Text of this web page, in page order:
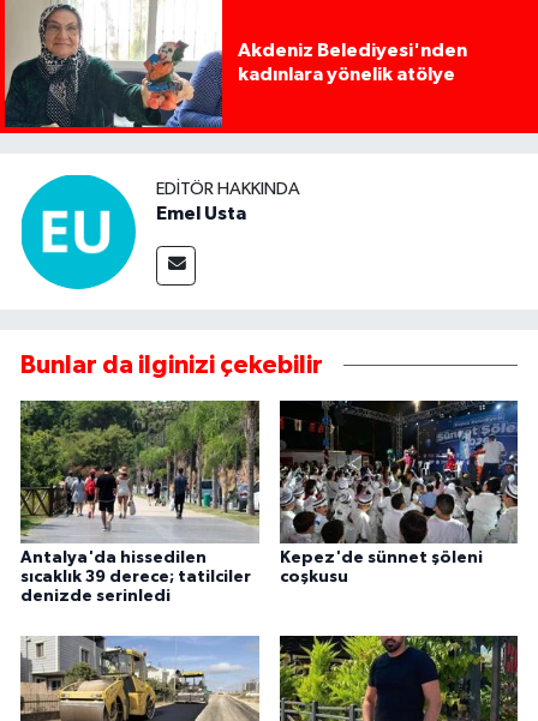
Akdeniz Belediyesi'nden
kadınlara yönelik atölye
EDITÖR HAKKINDA
Emel Usta
Bunlar da ilginizi çekebilir
Antalya'da hissedilen
sıcaklık 39 derece; tatilciler
denizde serinledi
Kepez'de sünnet şöleni
coşkusu